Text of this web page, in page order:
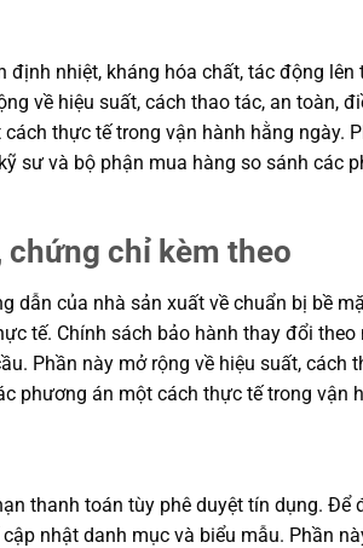
nhiệt, kháng hóa chất, tác động
về hiệu suất, cách thao tác, an toàn,
thực tế trong vận hành hằng ngày.
sư và bộ phận mua hàng so sánh các
chứng chỉ kèm theo
dẫn của nhà sản xuất về chuẩn bị bề
tế. Chính sách bảo hành thay đổi theo
Phần này mở rộng về hiệu suất, cách
phương án một cách thực tế trong vận
thanh toán tùy phê duyệt tín dụng. Để
nhật danh mục và biểu mẫu. Phần